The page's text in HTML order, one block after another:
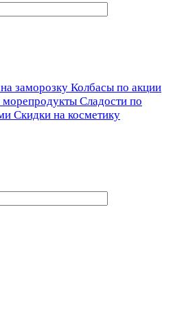
заморозку Колбасы по акции
морепродукты Сладости по
Скидки на косметику